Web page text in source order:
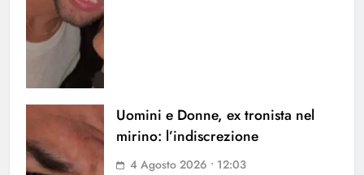
Uomini e Donne, ex tronista nel
mirino: l’indiscrezione
4 Agosto 2026 • 12:03